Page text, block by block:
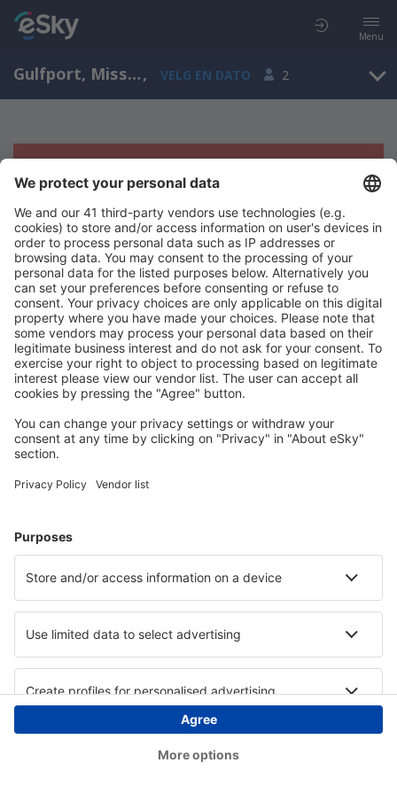
Menu
Gulfport, Mississippi, Amerikas forente stater, VELG EN DATO 2
Beklager, søket ga ingen resultater
Prøv å søk etter andre kriterier
Copyright © eSkyTravel.no. Alle rettigheter forbeholdt.